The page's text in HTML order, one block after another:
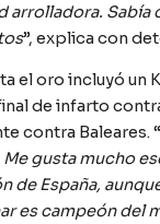
arrolladora. Sabía
”, explica con
el oro incluyó un
de infarto
contra Baleares.
gusta mucho
de España,
es campeón del